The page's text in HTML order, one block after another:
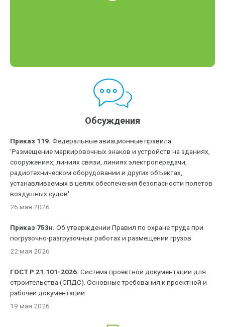
Обсуждения
Приказ 119. Федеральные авиационные правила
'Размещение маркировочных знаков и устройств на зданиях,
сооружениях, линиях связи, линиях электропередачи,
радиотехническом оборудовании и других объектах,
устанавливаемых в целях обеспечения безопасности полетов
воздушных судов'
26 мая 2026
Приказ 753н. Об утверждении Правил по охране труда при
погрузочно-разгрузочных работах и размещении грузов
22 мая 2026
ГОСТ Р 21.101-2026. Система проектной документации для
строительства (СПДС). Основные требования к проектной и
рабочей документации
19 мая 2026